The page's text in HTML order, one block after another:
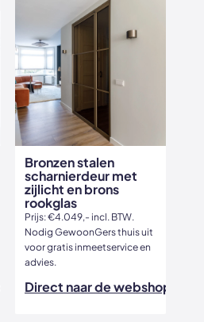
Bronzen stalen
scharnierdeur met
zijlicht en brons
rookglas
Prijs: €4.049,- incl. BTW.
Nodig GewoonGers thuis uit
voor gratis inmeetservice en
advies.
Direct naar de webshop